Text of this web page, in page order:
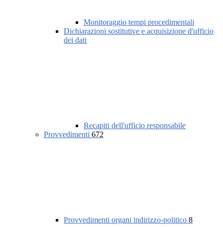
Monitoraggio tempi procedimentali
Dichiarazioni sostitutive e acquisizione d'ufficio
dei dati
Recapiti dell'ufficio responsabile
Provvedimenti 672
Provvedimenti organi indirizzo-politico 8